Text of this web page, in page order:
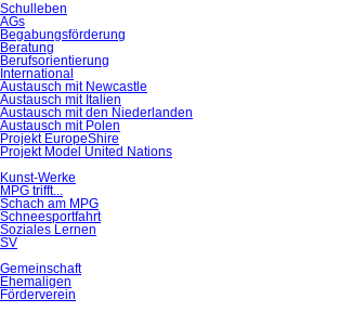
Schulleben
AGs
Begabungsförderung
Beratung
Berufsorientierung
International
Austausch mit Newcastle
Austausch mit Italien
Austausch mit den Niederlanden
Austausch mit Polen
Projekt EuropeShire
Projekt Model United Nations
Kunst-Werke
MPG trifft...
Schach am MPG
Schneesportfahrt
Soziales Lernen
SV
Gemeinschaft
Ehemaligen
Förderverein